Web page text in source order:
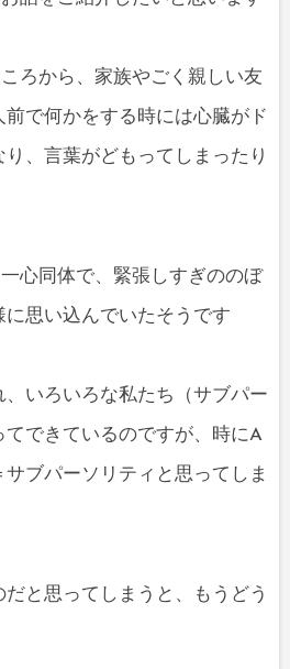
ろから、家族やごく親しい友
で何かをする時には心臓がド
、言葉がどもってしまったり
心同体で、緊張しすぎののぼ
思い込んでいたそうです
いろいろな私たち（サブパー
てできているのですが、時にA
ブパーソリティと思ってしま
と思ってしまうと、もうどう